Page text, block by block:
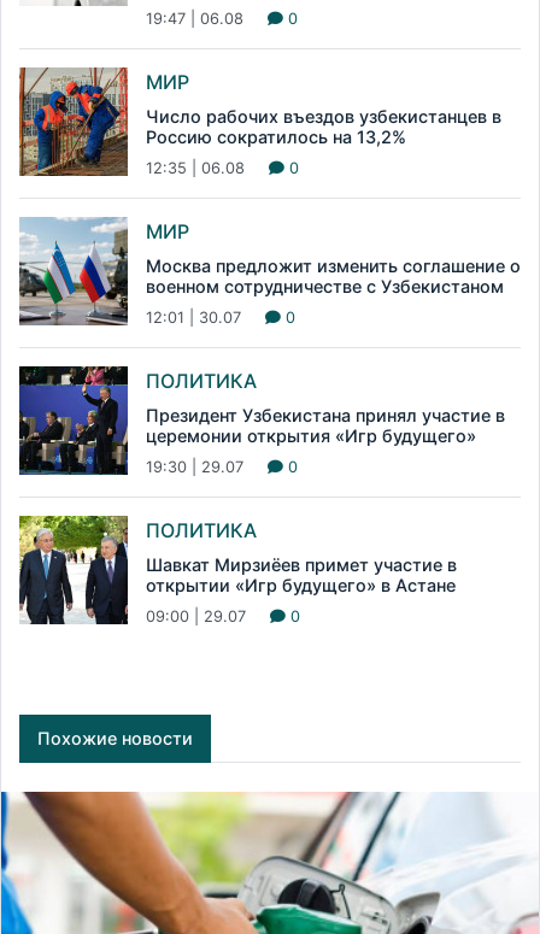
19:47 | 06.08 0
МИР
Число рабочих въездов узбекистанцев в
Россию сократилось на 13,2%
12:35 | 06.08 0
МИР
Москва предложит изменить соглашение о
военном сотрудничестве с Узбекистаном
12:01 | 30.07 0
ПОЛИТИКА
Президент Узбекистана принял участие в
церемонии открытия «Игр будущего»
19:30 | 29.07 0
ПОЛИТИКА
Шавкат Мирзиёев примет участие в
открытии «Игр будущего» в Астане
09:00 | 29.07 0
Похожие новости